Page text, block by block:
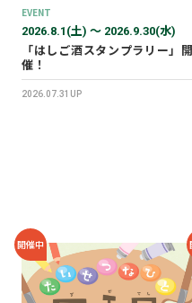
EVENT
2026.8.1(土) 〜 2026.9.30(水)
「はしご酒スタンプラリー」開
催！
2026.07.31UP
開催中